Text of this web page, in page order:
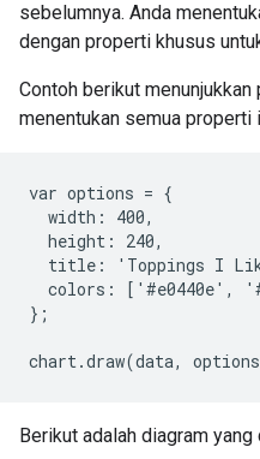
sebelumnya. Anda
dengan properti khusus
Contoh berikut
menentukan semua properti
var options = {
  width: 400,
  height: 240,
title: 'Toppings I
colors: ['#e0440e',
};
Berikut adalah diagram